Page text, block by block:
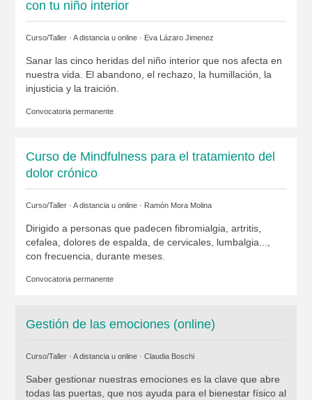
con tu niño interior
Curso/Taller · A distancia u online · Eva Lázaro Jimenez
Sanar las cinco heridas del niño interior que nos afecta en
nuestra vida. El abandono, el rechazo, la humillación, la
injusticia y la traición.
Convocatoria permanente
Curso de Mindfulness para el tratamiento del
dolor crónico
Curso/Taller · A distancia u online · Ramón Mora Molina
Dirigido a personas que padecen fibromialgia, artritis,
cefalea, dolores de espalda, de cervicales, lumbalgia...,
con frecuencia, durante meses.
Convocatoria permanente
Gestión de las emociones (online)
Curso/Taller · A distancia u online · Claudia Boschi
Saber gestionar nuestras emociones es la clave que abre
todas las puertas, que nos ayuda para el bienestar físico al